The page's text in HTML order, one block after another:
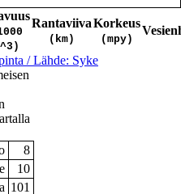
Rantaviiva
(km)
Korkeus
(mpy)
/ Lähde: Syke
8
10
101